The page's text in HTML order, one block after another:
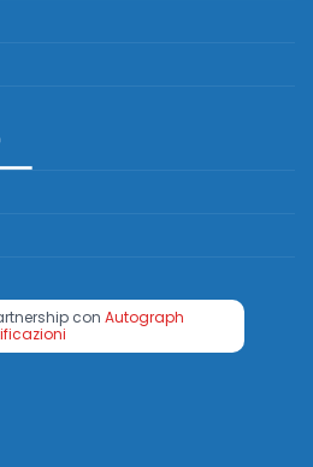
con Autograph